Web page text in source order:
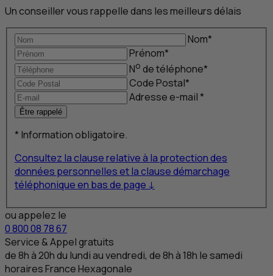
Un conseiller vous rappelle dans les meilleurs délais
Nom*
Prénom*
No de téléphone*
Code Postal*
Adressee-mail*
Être rappelé
* Information obligatoire.
Consultez la clause relative à la protection des
données personnelles et la clause démarchage
téléphonique en bas de page ↓
ou appelez le
0 800 08 78 67
Service & Appel gratuits
de 8hà 20hdu lundi au vendredi, de 8hà 18h le samedi
horaires France Hexagonale